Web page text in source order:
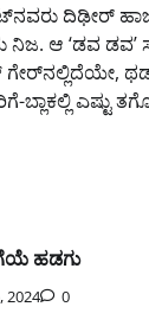
ದಿಢೀರ್‍
ನಿಜ. ಆ ‘ಡವ ಡವ’
ಗೇರ್‌ನಲ್ಲಿದೆಯೇ,
ಎಷ್ಟು
ಹಡಗು
0